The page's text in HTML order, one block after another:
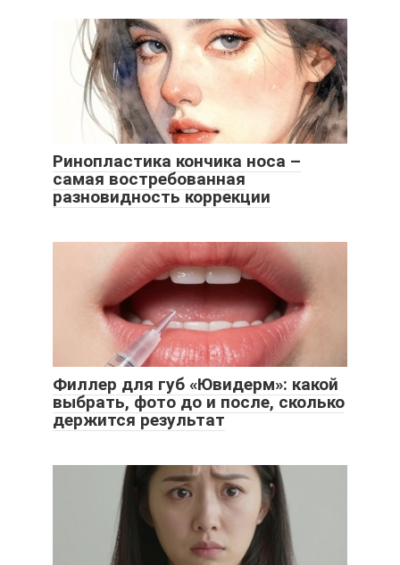
Ринопластика кончика носа –
самая востребованная
разновидность коррекции
Филлер для губ «Ювидерм»: какой
выбрать, фото до и после, сколько
держится результат